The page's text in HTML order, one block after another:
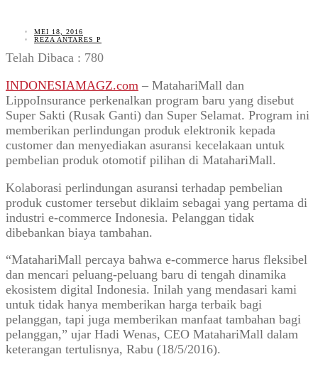
MEI 18, 2016
REZA ANTARES P
Telah Dibaca : 780
INDONESIAMAGZ.com – MatahariMall dan
LippoInsurance perkenalkan program baru yang disebut
Super Sakti (Rusak Ganti) dan Super Selamat. Program ini
memberikan perlindungan produk elektronik kepada
customer dan menyediakan asuransi kecelakaan untuk
pembelian produk otomotif pilihan di MatahariMall.
Kolaborasi perlindungan asuransi terhadap pembelian
produk customer tersebut diklaim sebagai yang pertama di
industri e-commerce Indonesia. Pelanggan tidak
dibebankan biaya tambahan.
“MatahariMall percaya bahwa e-commerce harus fleksibel
dan mencari peluang-peluang baru di tengah dinamika
ekosistem digital Indonesia. Inilah yang mendasari kami
untuk tidak hanya memberikan harga terbaik bagi
pelanggan, tapi juga memberikan manfaat tambahan bagi
pelanggan,” ujar Hadi Wenas, CEO MatahariMall dalam
keterangan tertulisnya, Rabu (18/5/2016).